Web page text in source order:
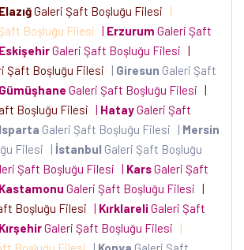
ElazığGaleri Şaft Boşluğu Filesi
|
Boşluğu Filesi | Erzurum Galeri Şaft
EskişehirGaleri Şaft Boşluğu Filesi |
Şaft Boşluğu Filesi | Giresun Galeri Şaft
Gümüşhane Galeri Şaft Boşluğu Filesi |
Boşluğu Filesi | HatayGaleri Şaft
Isparta Galeri Şaft Boşluğu Filesi | Mersin
Filesi
| İstanbul Galeri Şaft Boşluğu
Şaft Boşluğu Filesi | KarsGaleri Şaft
Kastamonu Galeri Şaft Boşluğu Filesi |
Boşluğu Filesi | KırklareliGaleri Şaft
KırşehirGaleri Şaft Boşluğu Filesi
|